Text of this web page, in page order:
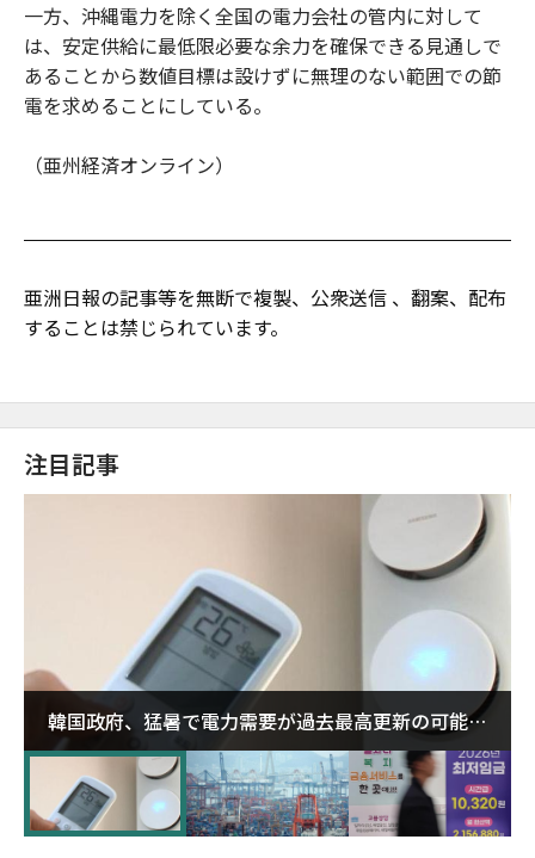
一方、沖縄電力を除く全国の電力会社の管内に対して
は、安定供給に最低限必要な余力を確保できる見通しで
あることから数値目標は設けずに無理のない範囲での節
電を求めることにしている。
（亜州経済オンライン）
亜洲日報の記事等を無断で複製、公衆送信 、翻案、配布
することは禁じられています。
注目記事
韓国政府、猛暑で電力需要が過去最高更新の可能性
に需給対応体制を点検